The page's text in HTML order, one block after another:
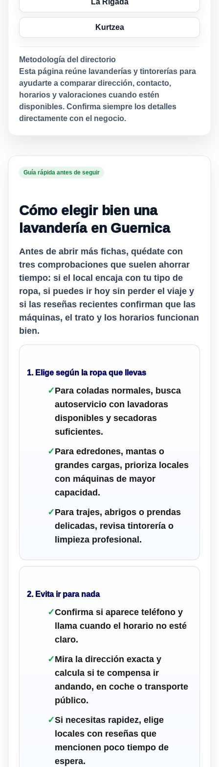
La Rigada
Kurtzea
Metodología del directorio
Esta página reúne lavanderías y tintorerías para
ayudarte a comparar dirección, contacto,
horarios y valoraciones cuando estén
disponibles. Confirma siempre los detalles
directamente con el negocio.
Guía rápida antes de seguir
Cómo elegir bien una
lavandería en Guernica
Antes de abrir más fichas, quédate con
tres comprobaciones que suelen ahorrar
tiempo: si el local encaja con tu tipo de
ropa, si puedes ir hoy sin perder el viaje y
si las reseñas recientes confirman que las
máquinas, el trato y los horarios funcionan
bien.
1. Elige según la ropa que llevas
✓Para coladas normales, busca
autoservicio con lavadoras
disponibles y secadoras
suficientes.
✓Para edredones, mantas o
grandes cargas, prioriza locales
con máquinas de mayor
capacidad.
✓Para trajes, abrigos o prendas
delicadas, revisa tintorería o
limpieza profesional.
2. Evita ir para nada
✓Confirma si aparece teléfono y
llama cuando el horario no esté
claro.
✓Mira la dirección exacta y
calcula si te compensa ir
andando, en coche o transporte
público.
✓Si necesitas rapidez, elige
locales con reseñas que
mencionen poco tiempo de
espera.